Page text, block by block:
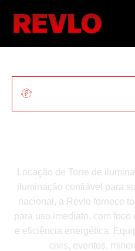
Locação de Torre de
iluminação confiável para
nacional, a Revlo fornece
para uso imediato, com
e eficiência energética.
civis, eventos,